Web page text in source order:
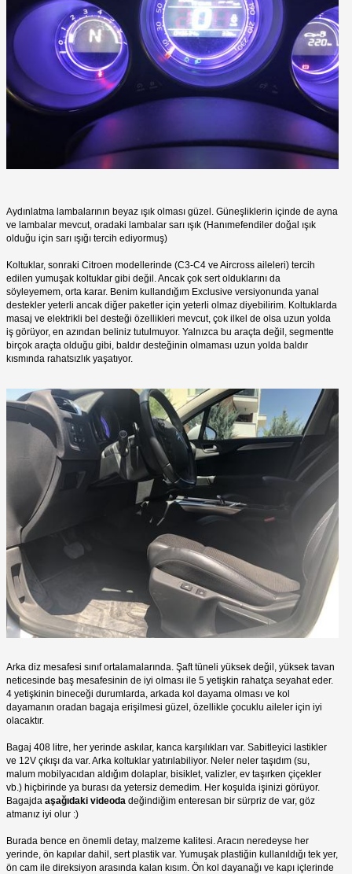
Aydınlatma lambalarının beyaz ışık olması güzel. Güneşliklerin içinde de ayna
ve lambalar mevcut, oradaki lambalar sarı ışık (Hanımefendiler doğal ışık
olduğu için sarı ışığı tercih ediyormuş)
Koltuklar, sonraki Citroen modellerinde (C3-C4 ve Aircross aileleri) tercih
edilen yumuşak koltuklar gibi değil. Ancak çok sert olduklarını da
söyleyemem, orta karar. Benim kullandığım Exclusive versiyonunda yanal
destekler yeterli ancak diğer paketler için yeterli olmaz diyebilirim. Koltuklarda
masaj ve elektrikli bel desteği özellikleri mevcut, çok ilkel de olsa uzun yolda
iş görüyor, en azından beliniz tutulmuyor. Yalnızca bu araçta değil, segmentte
birçok araçta olduğu gibi, baldır desteğinin olmaması uzun yolda baldır
kısmında rahatsızlık yaşatıyor.
Arka diz mesafesi sınıf ortalamalarında. Şaft tüneli yüksek değil, yüksek tavan
neticesinde baş mesafesinin de iyi olması ile 5 yetişkin rahatça seyahat eder.
4 yetişkinin bineceği durumlarda, arkada kol dayama olması ve kol
dayamanın oradan bagaja erişilmesi güzel, özellikle çocuklu aileler için iyi
olacaktır.
Bagaj 408 litre, her yerinde askılar, kanca karşılıkları var. Sabitleyici lastikler
ve 12V çıkışı da var. Arka koltuklar yatırılabiliyor. Neler neler taşıdım (su,
malum mobilyacıdan aldığım dolaplar, bisiklet, valizler, ev taşırken çiçekler
vb.) hiçbirinde ya burası da yetersiz demedim. Her koşulda işinizi görüyor.
Bagajda aşağıdaki videoda değindiğim enteresan bir sürpriz de var, göz
atmanız iyi olur :)
Burada bence en önemli detay, malzeme kalitesi. Aracın neredeyse her
yerinde, ön kapılar dahil, sert plastik var. Yumuşak plastiğin kullanıldığı tek yer,
ön cam ile direksiyon arasında kalan kısım. Ön kol dayanağı ve kapı içlerinde